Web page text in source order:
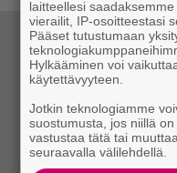
laitteellesi
vierailit, IP-osoitteestasi
Pääset tutustumaan
Hylkääminen voi
käytettävyyteen.
Jotkin teknologiamme
suostumusta, jos niillä
vastustaa tätä tai
seuraavalla välilehdellä.